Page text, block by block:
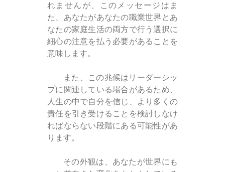
れませんが、このメッセージはま
た、あなたがあなたの職業世界とあ
なたの家庭生活の両方で行う選択に
細心の注意を払う必要があることを
意味します。
また、この兆候はリーダーシッ
プに関連している場合があるため、
人生の中で自分を信じ、より多くの
責任を引き受けることを検討しなけ
ればならない段階にある可能性があ
ります。
その外観は、あなたが世界にも